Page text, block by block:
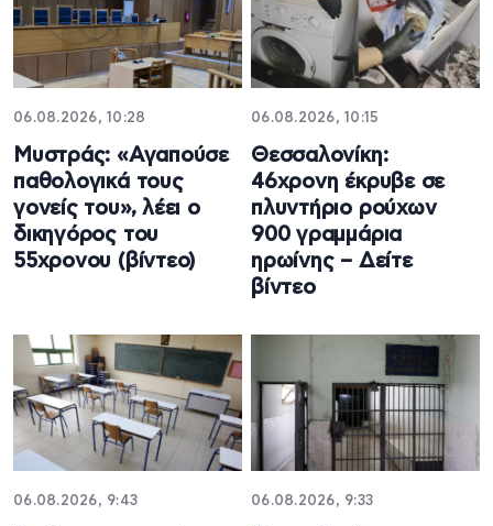
06.08.2026, 10:28
Μυστράς: «Αγαπούσε
παθολογικά τους
γονείς του», λέει ο
δικηγόρος του
55χρονου (βίντεο)
06.08.2026, 10:15
Θεσσαλονίκη:
46χρονη έκρυβε σε
πλυντήριο ρούχων
900 γραμμάρια
ηρωίνης – Δείτε
βίντεο
06.08.2026, 9:43 06.08.2026, 9:33